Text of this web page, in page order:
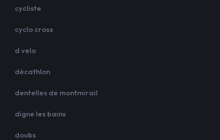
cycliste
cyclo cross
d velo
décathlon
dentelles de montmirail
digne les bains
doubs